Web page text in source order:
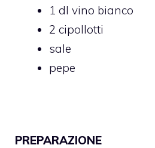
1 dl vino bianco
2 cipollotti
sale
pepe
PREPARAZIONE